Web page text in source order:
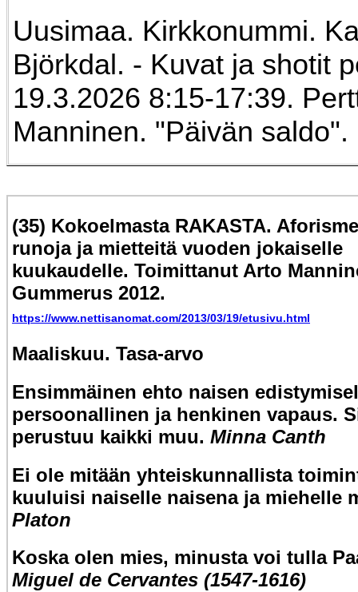
Uusimaa. Kirkkonummi.
Björkdal. - Kuvat ja shotit
19.3.2026 8:15-17:39.
Manninen. "Päivän saldo".
(35) Kokoelmasta RAKASTA.
runoja ja mietteitä vuoden jokaiselle
kuukaudelle. Toimittanut Arto
Gummerus 2012.
https://www.nettisanomat.com/2013/03/19/etusivu.html
Maaliskuu. Tasa-arvo
Ensimmäinen ehto naisen
persoonallinen ja henkinen vapaus.
perustuu kaikki muu. Minna Canth
Ei ole mitään yhteiskunnallista
kuuluisi naiselle naisena ja miehelle
Platon
Koska olen mies, minusta voi tulla
Miguel de Cervantes (1547-1616)